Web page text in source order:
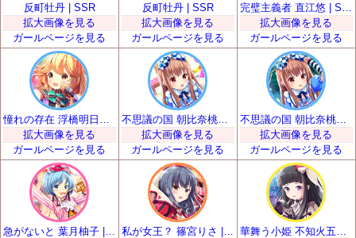
反町牡丹 | SSR
拡大画像を見る
ガールページを見る
反町牡丹 | SSR
拡大画像を見る
ガールページを見る
拡大画像を見る
ガールページを見る
拡大画像を見る
ガールページを見る
不思議の国 朝比奈桃子 | SSR
拡大画像を見る
ガールページを見る
不思議の国 朝比奈桃子 | SSR
拡大画像を見る
ガールページを見る
私が女王？ 篠宮りさ | SSR